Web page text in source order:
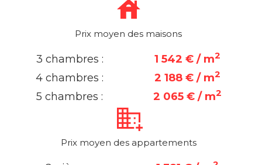
Prix moyen des maisons
3 chambres : 1 542 € / m2
4 chambres : 2 188 € / m2
5 chambres : 2 065 € / m2
Prix moyen des appartements